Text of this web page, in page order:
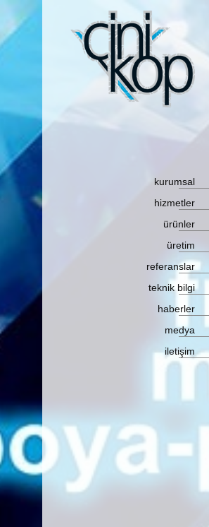
kurumsal
hizmetler
ürünler
üretim
referanslar
teknik bilgi
haberler
medya
iletişim